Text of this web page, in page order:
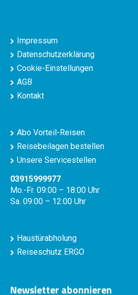
Impressum
Datenschutzerklärung
Cookie-Einstellungen
AGB
Kontakt
Abo Vorteil-Reisen
Reisebeilagen bestellen
Unsere Servicestellen
03915999977
Mo.-Fr. 09:00 – 18:00 Uhr
Sa. 09:00 – 12:00 Uhr
Haustürabholung
Reiseschutz ERGO
Newsletter abonnieren